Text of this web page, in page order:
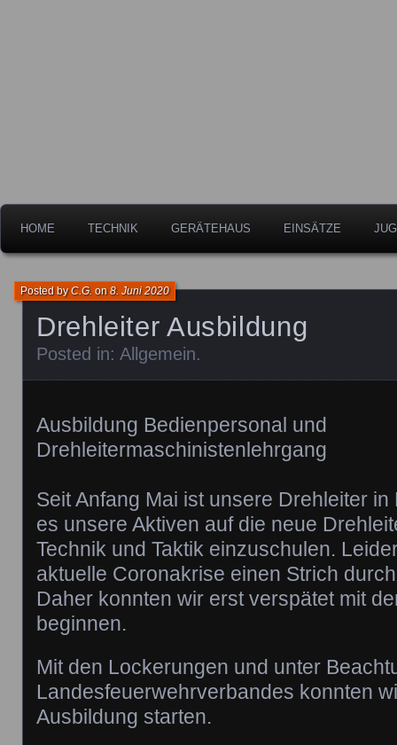
HOME TECHNIK GERÄTEHAUS EINSÄTZE
Drehleiter Ausbildung
Posted byC.G. on8. Juni 2020
Posted in: Allgemein.
Ausbildung Bedienpersonal und
Drehleitermaschinistenlehrgang
Seit Anfang Mai ist unsere Drehleiter
es unsere Aktiven auf die neue
Technik und Taktik einzuschulen.
aktuelle Coronakrise einen Strich
Daher konnten wir erst verspätet mit
beginnen.
Mit den Lockerungen und unter
Landesfeuerwehrverbandes konnten
Ausbildung starten.